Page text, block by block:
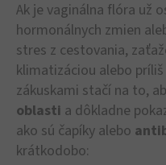
Ak je vaginálna flóra už
hormonálnych zmien
stres z cestovania,
klimatizáciou alebo
zákuskami stačí na to,
oblasti a dôkladne
ako sú čapíky alebo
krátkodobo: